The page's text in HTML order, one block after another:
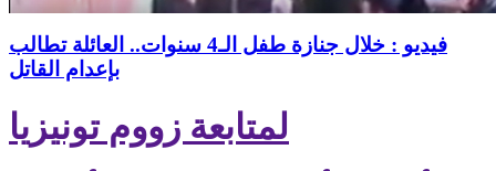
فيديو : خلال جنازة طفل الـ4 سنوات.. العائلة تطالب
بإعدام القاتل
لمتابعة زووم تونيزيا